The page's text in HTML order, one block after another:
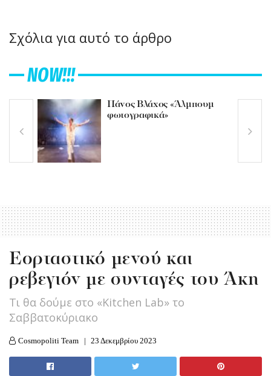
Σχόλια για αυτό το άρθρο
NOW!!!
Πάνος Βλάχος «Άλμπουμ
φωτογραφικά»
Εορταστικό μενού και
ρεβεγιόν με συνταγές του Άκη
Tι θα δούμε στο «Kitchen Lab» το
Σαββατοκύριακο
Cosmopoliti Team 23 Δεκεμβρίου 2023